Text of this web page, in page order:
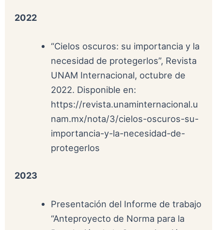
2022
“Cielos oscuros: su importancia y la
necesidad de protegerlos”, Revista
UNAM Internacional, octubre de
2022. Disponible en:
https://revista.unaminternacional.u
nam.mx/nota/3/cielos-oscuros-su-
importancia-y-la-necesidad-de-
protegerlos
2023
Presentación del Informe de trabajo
“Anteproyecto de Norma para la